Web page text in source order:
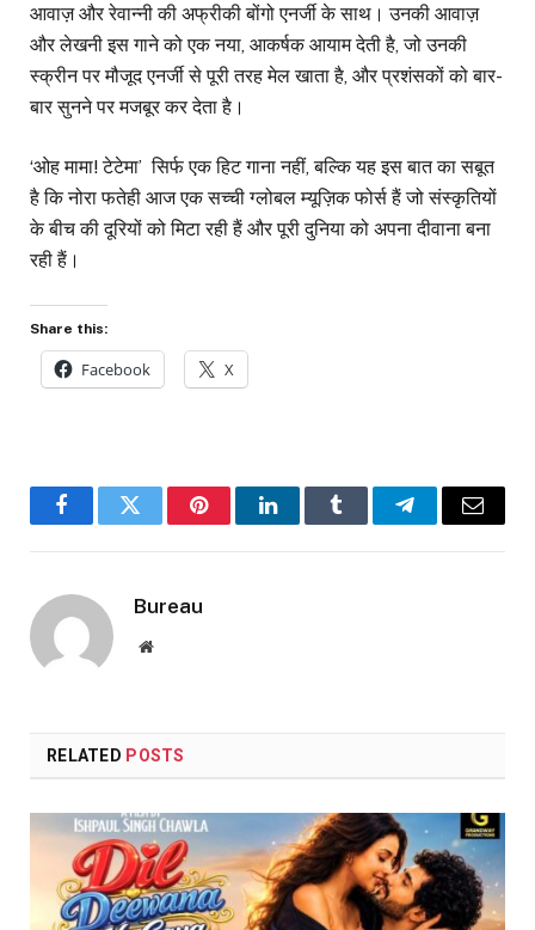
आवाज़ और रेवान्नी की अफ्रीकी बोंगो एनर्जी के साथ। उनकी आवाज़
और लेखनी इस गाने को एक नया, आकर्षक आयाम देती है, जो उनकी
स्क्रीन पर मौजूद एनर्जी से पूरी तरह मेल खाता है, और प्रशंसकों को बार-
बार सुनने पर मजबूर कर देता है।
‘ओह मामा! टेटेमा’ सिर्फ एक हिट गाना नहीं, बल्कि यह इस बात का सबूत
है कि नोरा फतेही आज एक सच्ची ग्लोबल म्यूज़िक फोर्स हैं जो संस्कृतियों
के बीच की दूरियों को मिटा रही हैं और पूरी दुनिया को अपना दीवाना बना
रही हैं।
Share this:
Facebook X
FacebookTwitter PinterestLinkedInTumblr TelegramEmail
Bureau
Website
RELATED POSTS